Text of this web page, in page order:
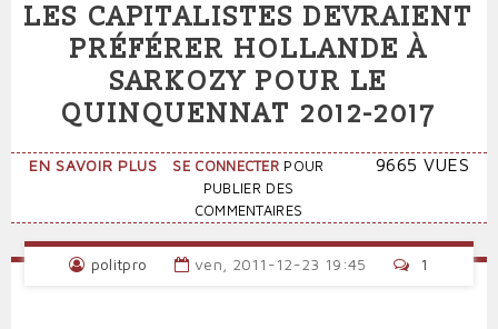
LES CAPITALISTES DEVRAIENT
PRÉFÉRER HOLLANDE À
SARKOZY POUR LE
QUINQUENNAT 2012-2017
EN SAVOIR PLUS SUR
CAPITALISTES
PRÉFÉRER
HOLLANDE
SE CONNECTER POUR
PUBLIER DES
COMMENTAIRES
9665 VUES
politpro ven, 2011-12-23 19:45 1